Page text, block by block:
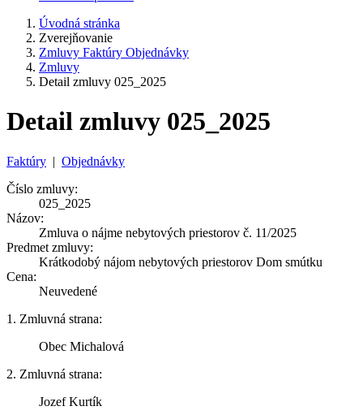
Úvodná stránka
Zverejňovanie
Zmluvy Faktúry Objednávky
Zmluvy
Detail zmluvy 025_2025
Detail zmluvy 025_2025
Faktúry | Objednávky
Číslo zmluvy:
025_2025
Názov:
Zmluva o nájme nebytových priestorov č. 11/2025
Predmet zmluvy:
Krátkodobý nájom nebytových priestorov Dom smútku
Cena:
Neuvedené
1. Zmluvná strana:
Obec Michalová
2. Zmluvná strana:
Jozef Kurtík